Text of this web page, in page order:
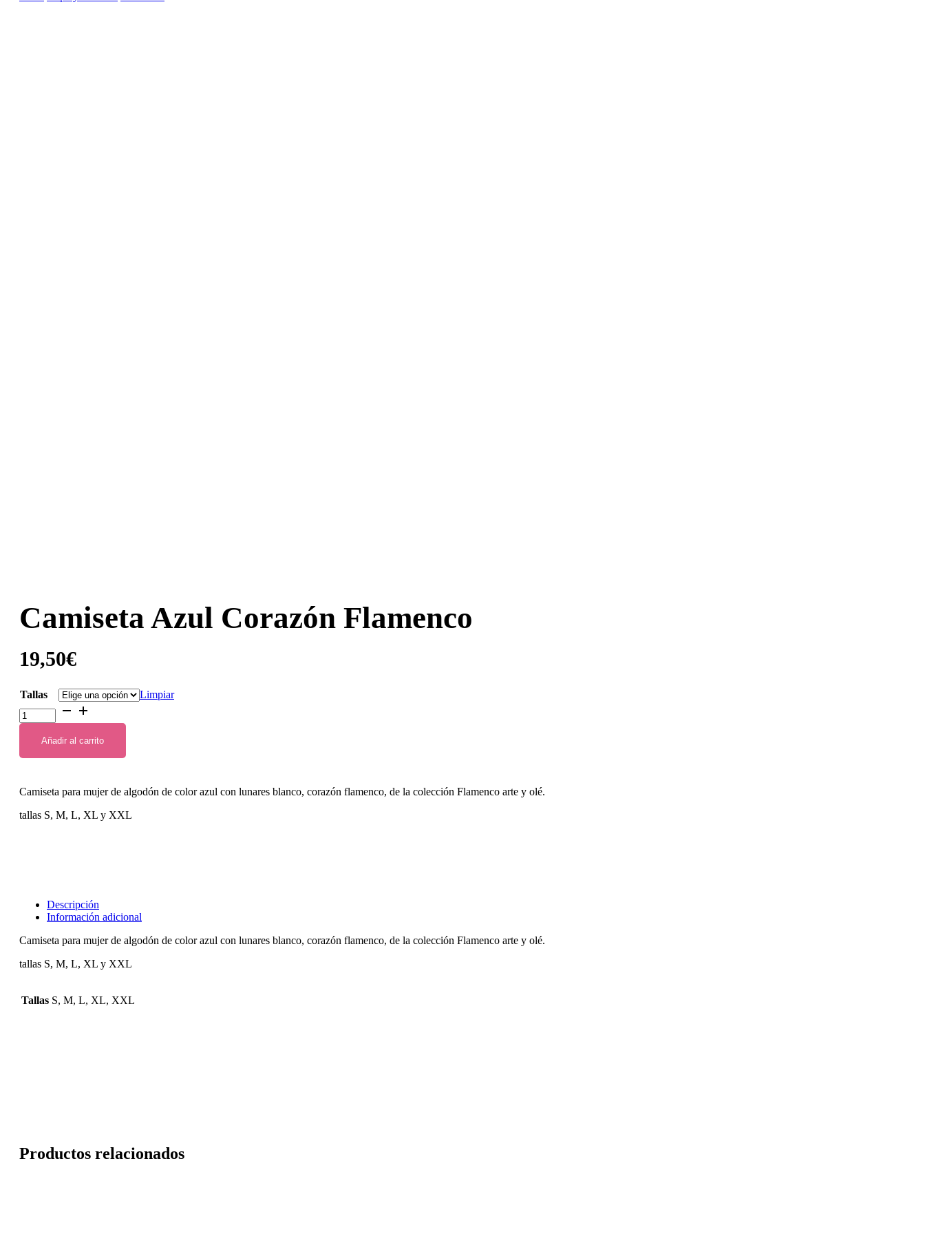
Camiseta Azul Corazón Flamenco
19,50€
Tallas
Limpiar
Camiseta
Azul
Flamenco
cantidad
Añadir al carrito
Camiseta para mujer de algodón de color azul con lunares blanco, corazón flamenco, de la colección Flamenco arte y olé.
tallas S, M, L, XL y XXL
Descripción
Información adicional
Camiseta para mujer de algodón de color azul con lunares blanco, corazón flamenco, de la colección Flamenco arte y olé.
tallas S, M, L, XL y XXL
Tallas S, M, L, XL, XXL
Productos relacionados